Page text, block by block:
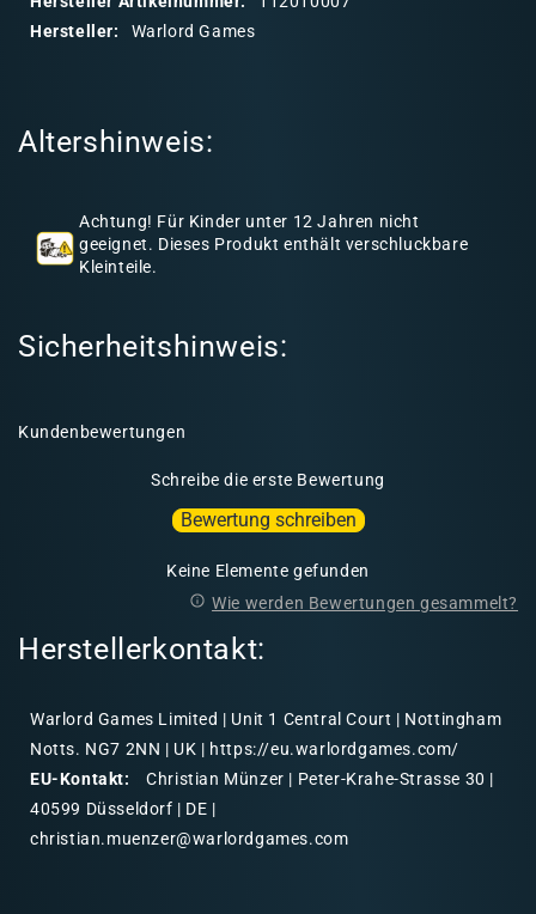
n
Hersteller:
Warlord Games
Altershinweis:
Achtung! Für Kinder unter 12 Jahren nicht
geeignet. Dieses Produkt enthält verschluckbare
Kleinteile.
Sicherheitshinweis:
Kundenbewertungen
Schreibe die erste Bewertung
Bewertung schreiben
Keine Elemente gefunden
Wie werden Bewertungen gesammelt?
Herstellerkontakt:
Warlord Games Limited | Unit 1 Central Court | Nottingham
Notts. NG7 2NN | UK | https://eu.warlordgames.com/
EU-Kontakt:
Christian Münzer | Peter-Krahe-Strasse 30 |
40599 Düsseldorf | DE |
christian.muenzer@warlordgames.com